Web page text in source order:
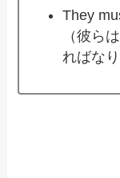
They
（彼ら
ればな